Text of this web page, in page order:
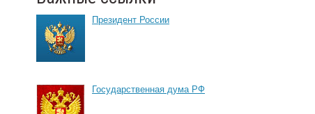
Президент России
Государственная дума РФ